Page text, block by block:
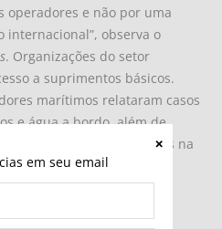
em seu email
operadores e não por uma
observa o
. Organizações do setor
a suprimentos básicos.
marítimos relataram casos
e água a bordo, além de
devido a interrupções na